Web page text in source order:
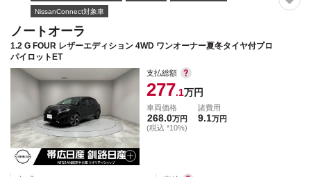
NissanConnect対象車
ノートオーラ
1.2 G FOUR レザーエディション 4WD ワンオーナー夏冬タイヤ付プロ
パイロットET
支払総額
277.1万円
車両価格
268.0万円
(税込 *10%)
諸費用
9.1万円